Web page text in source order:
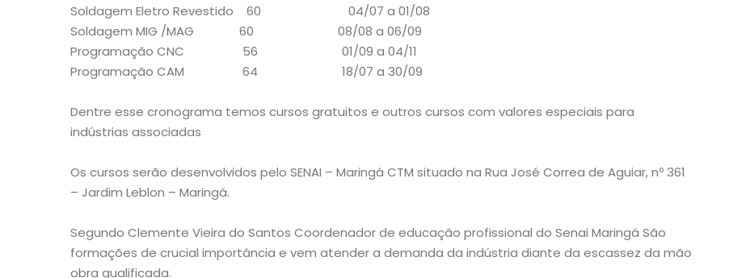
Soldagem Eletro Revestido 60 04/07 a 01/08
Soldagem MIG /MAG 60 08/08 a 06/09
Programação CNC 56 01/09 a 04/11
Programação CAM 64 18/07 a 30/09
Dentre esse cronograma temos cursos gratuitos e outros cursos com valores especiais para
indústrias associadas
Os cursos serão desenvolvidos pelo SENAI – Maringá CTM situado na Rua José Correa de Aguiar, nº 361
– Jardim Leblon – Maringá.
Segundo Clemente Vieira do Santos Coordenador de educação profissional do Senai Maringá São
formações de crucial importância e vem atender a demanda da indústria diante da escassez da mão
obra qualificada.